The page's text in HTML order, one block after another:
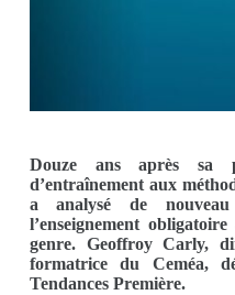
Douze ans après sa
d’entraînement aux
a analysé de
l’enseignement
genre. Geoffroy Carly,
formatrice du Ceméa,
Tendances Première.